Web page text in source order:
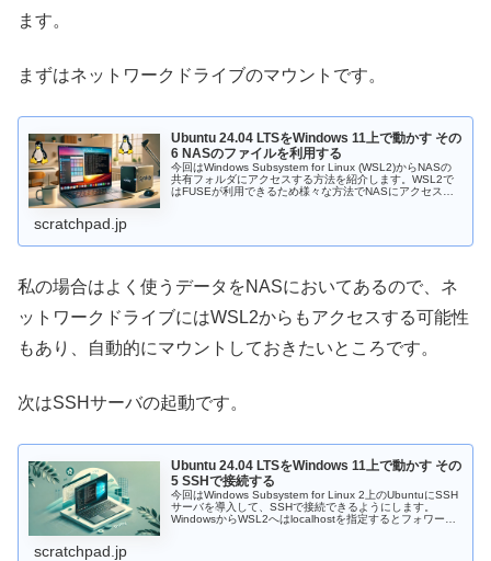
ます。
まずはネットワークドライブのマウントです。
Ubuntu 24.04 LTSをWindows 11上で動かす その
6 NASのファイルを利用する
今回はWindows Subsystem for Linux (WSL2)からNASの
共有フォルダにアクセスする方法を紹介します。WSL2で
はFUSEが利用できるため様々な方法でNASにアクセスで
scratchpad.jp
私の場合はよく使うデータをNASにおいてあるので、ネ
ットワークドライブにはWSL2からもアクセスする可能性
もあり、自動的にマウントしておきたいところです。
次はSSHサーバの起動です。
Ubuntu 24.04 LTSをWindows 11上で動かす その
5 SSHで接続する
今回はWindows Subsystem for Linux 2上のUbuntuにSSH
サーバを導入して、SSHで接続できるようにします。
WindowsからWSL2へはlocalhostを指定するとフォワーデ
scratchpad.jp